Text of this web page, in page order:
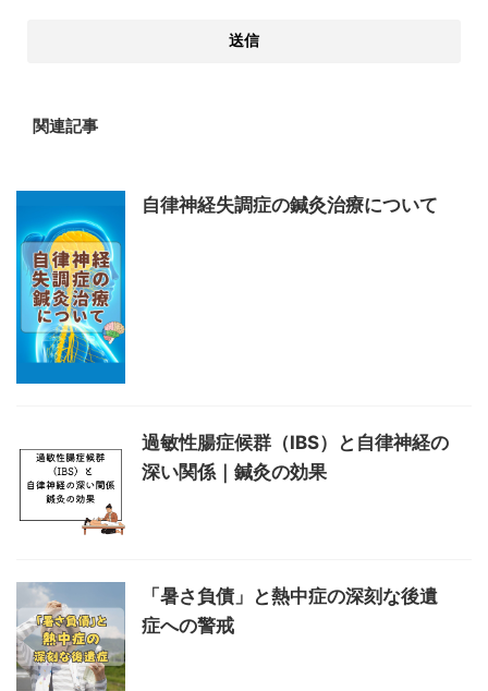
関連記事
自律神経失調症の鍼灸治療について
過敏性腸症候群（IBS）と自律神経の
深い関係｜鍼灸の効果
「暑さ負債」と熱中症の深刻な後遺
症への警戒